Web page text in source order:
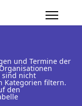
und Termine der
sind nicht
Kategorien filtern.
den